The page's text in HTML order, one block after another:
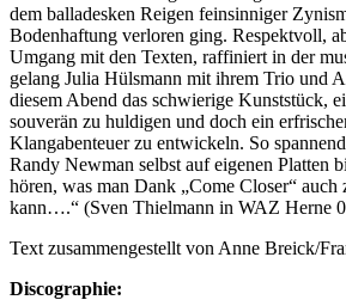
dem balladesken Reigen feinsinniger
Bodenhaftung verloren ging. Respektvoll,
Umgang mit den Texten, raffiniert in der
gelang Julia Hülsmann mit ihrem Trio und
diesem Abend das schwierige Kunststück,
souverän zu huldigen und doch ein
Klangabenteuer zu entwickeln. So
Randy Newman selbst auf eigenen Platten
hören, was man Dank „Come Closer“ auch
kann….“ (Sven Thielmann in WAZ Herne
Text zusammengestellt von Anne Breick/
Discographie: